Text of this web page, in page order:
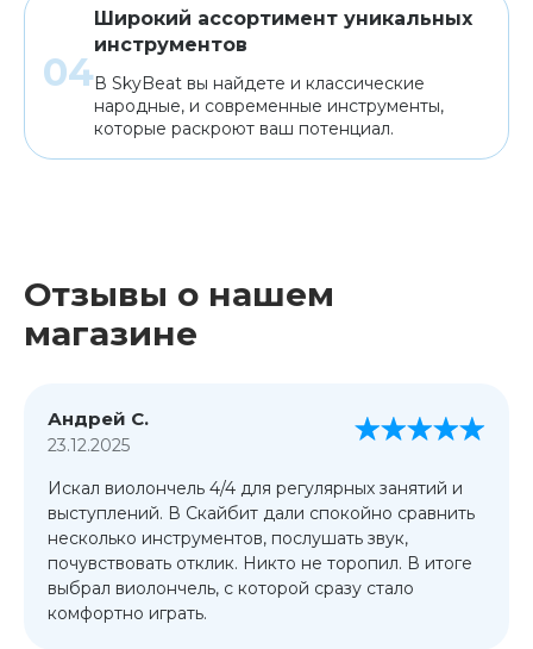
Широкий ассортимент уникальных
инструментов
В SkyBeat вы найдете и классические
народные, и современные инструменты,
которые раскроют ваш потенциал.
Отзывы о нашем
магазине
Андрей С.
23.12.2025
Искал виолончель 4/4 для регулярных занятий и
выступлений. В Скайбит дали спокойно сравнить
несколько инструментов, послушать звук,
почувствовать отклик. Никто не торопил. В итоге
выбрал виолончель, с которой сразу стало
комфортно играть.